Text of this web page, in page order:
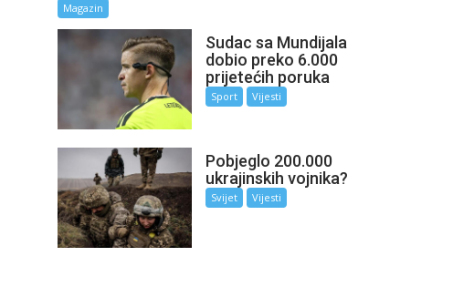
Magazin
Sudac sa Mundijala
dobio preko 6.000
prijetećih poruka
Sport Vijesti
Pobjeglo 200.000
ukrajinskih vojnika?
Svijet Vijesti